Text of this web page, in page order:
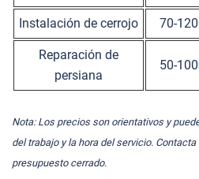
Instalación de cerrojo 70-
Reparación de
persiana
50-
Nota: Los precios son orientativos y
del trabajo y la hora del servicio.
presupuesto cerrado.